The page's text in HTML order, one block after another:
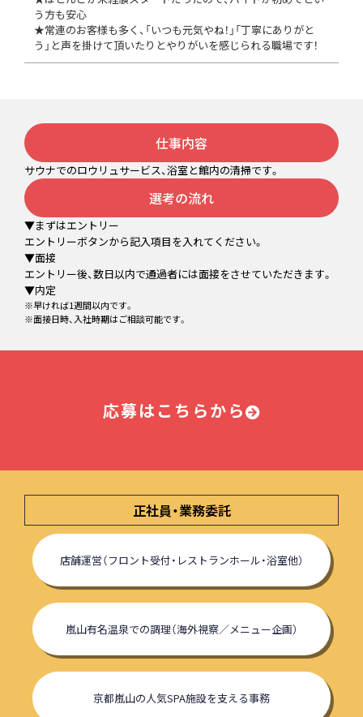
う方も安心
★常連のお客様も多く、「いつも元気やね！」「丁寧にありがと
う」と声を掛けて頂いたりとやりがいを感じられる職場です！
仕事内容
サウナでのロウリュサービス、浴室と館内の清掃です。
選考の流れ
▼まずはエントリー
エントリーボタンから記入項目を入れてください。
▼面接
エントリー後、数日以内で通過者には面接をさせていただきます。
▼内定
※早ければ1週間以内です。
※面接日時、入社時期はご相談可能です。
応募はこちらから
正社員・業務委託
店舗運営（フロント受付・レストランホール・浴室他）
嵐山有名温泉での調理（海外視察／メニュー企画）
京都嵐山の人気SPA施設を支える事務